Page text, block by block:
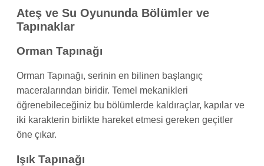
Ateş ve Su Oyununda Bölümler ve
Tapınaklar
Orman Tapınağı
Orman Tapınağı, serinin en bilinen başlangıç
maceralarından biridir. Temel mekanikleri
öğrenebileceğiniz bu bölümlerde kaldıraçlar, kapılar ve
iki karakterin birlikte hareket etmesi gereken geçitler
öne çıkar.
Işık Tapınağı